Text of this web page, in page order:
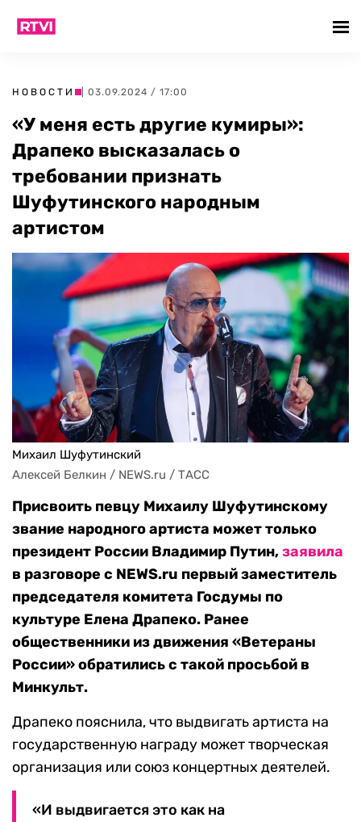
НОВОСТИ | 03.09.2024 / 17:00
«У меня есть другие кумиры»:
Драпеко высказалась о
требовании признать
Шуфутинского народным
артистом
Михаил Шуфутинский
Алексей Белкин / NEWS.ru / ТАСС
Присвоить певцу Михаилу Шуфутинскому
звание народного артиста может только
президент России Владимир Путин,заявила
в разговоре с NEWS.ru первый заместитель
председателя комитета Госдумы по
культуре Елена Драпеко. Ранее
общественники из движения «Ветераны
России» обратились с такой просьбой в
Минкульт.
Драпеко пояснила, что выдвигать артиста на
государственную награду может творческая
организация или союз концертных деятелей.
«И выдвигается это как на